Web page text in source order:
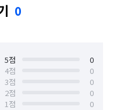
0
5점
0
4점
0
3점
0
2점
0
1점
0